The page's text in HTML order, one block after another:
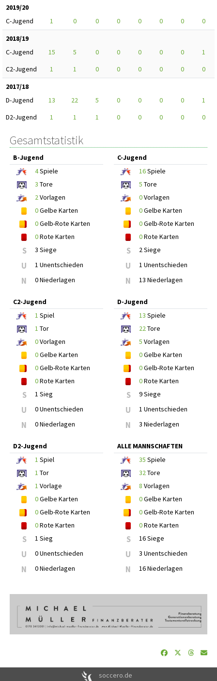
2019/20
C-Jugend
1 0 0 0 0 0 0
0
2018/19
C-Jugend
15 5 0 0 0 0 0
1
C2-Jugend
1 1 0 0 0 0 0
0
2017/18
D-Jugend
13 22 5 0 0 0 0
1
D2-Jugend
1 1 1 0 0 0 0 0
Gesamtstatistik
B-Jugend
4Spiele
3 Tore
2Vorlagen
0Gelbe Karten
0Gelb-Rote Karten
0Rote Karten
S 3 Siege
U 1 Unentschieden
N 0 Niederlagen
C-Jugend
16Spiele
5 Tore
0Vorlagen
0Gelbe Karten
0Gelb-Rote Karten
0Rote Karten
S 2 Siege
U 1 Unentschieden
N 13 Niederlagen
C2-Jugend
1 Spiel
1 Tor
0Vorlagen
0Gelbe Karten
0Gelb-Rote Karten
0Rote Karten
S 1 Sieg
U 0 Unentschieden
N 0 Niederlagen
D-Jugend
13 Spiele
22Tore
5 Vorlagen
0Gelbe Karten
0Gelb-Rote Karten
0Rote Karten
S 9 Siege
U 1 Unentschieden
N 3 Niederlagen
D2-Jugend
1 Spiel
1 Tor
1 Vorlage
0Gelbe Karten
0Gelb-Rote Karten
0Rote Karten
S 1 Sieg
U 0 Unentschieden
N 0 Niederlagen
ALLE MANNSCHAFTEN
35 Spiele
32Tore
8 Vorlagen
0Gelbe Karten
0Gelb-Rote Karten
0Rote Karten
S 16 Siege
U 3 Unentschieden
N 16 Niederlagen
soccero.de